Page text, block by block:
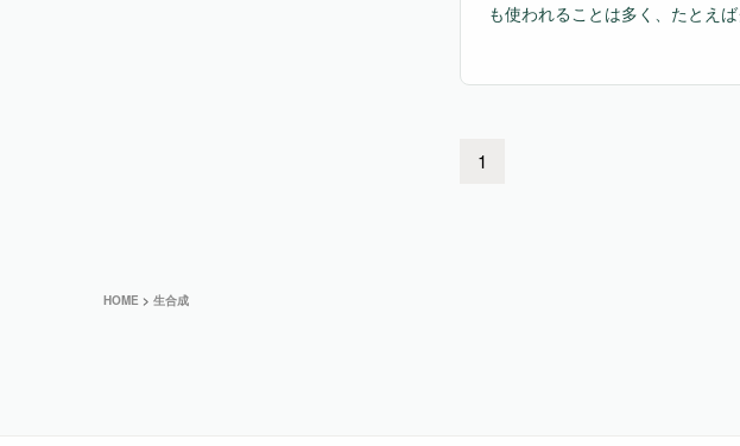
も使われることは多く、たとえ
1
HOME > 生合成